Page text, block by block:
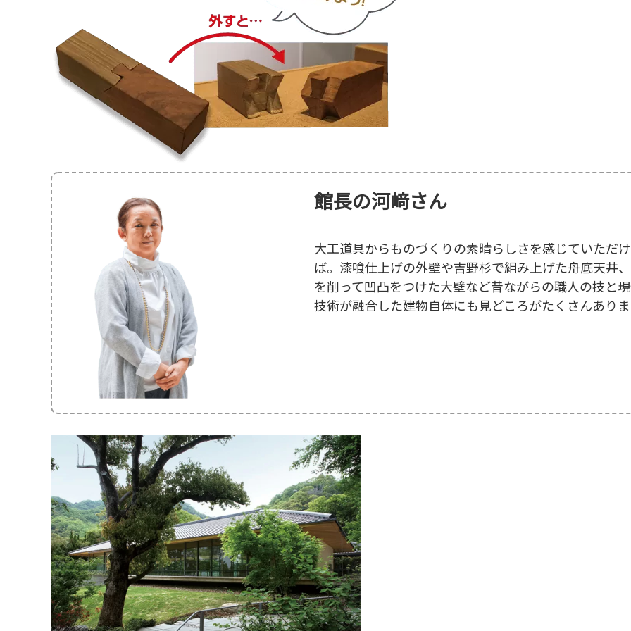
館長の河﨑さん
大工道具からものづくりの素晴らしさを感じていただ
ば。漆喰仕上げの外壁や吉野杉で組み上げた舟底天井
を削って凹凸をつけた大壁など昔ながらの職人の技と
技術が融合した建物自体にも見どころがたくさんありま